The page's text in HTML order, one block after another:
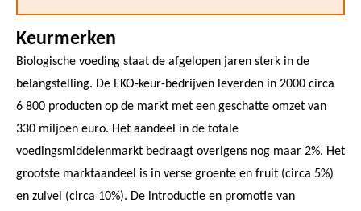
Keurmerken
Biologische voeding staat de afgelopen jaren sterk in de
belangstelling. De EKO-keur-bedrijven leverden in 2000 circa
6 800 producten op de markt met een geschatte omzet van
330 miljoen euro. Het aandeel in de totale
voedingsmiddelenmarkt bedraagt overigens nog maar 2%. Het
grootste marktaandeel is in verse groente en fruit (circa 5%)
en zuivel (circa 10%). De introductie en promotie van